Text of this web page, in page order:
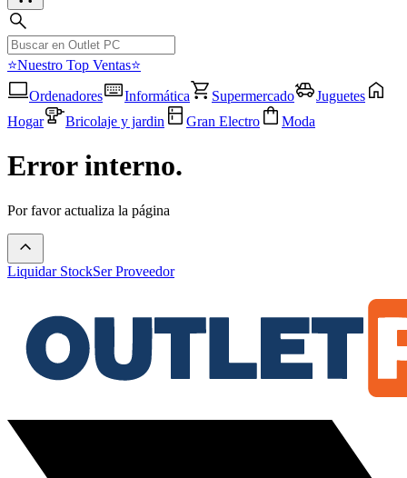
⭐Nuestro Top Ventas⭐
Ordenadores
Informática Supermercado
Juguetes
Hogar
Bricolaje y jardin Gran Electro Moda
Error interno.
Por favor actualiza la página
Liquidar StockSer Proveedor